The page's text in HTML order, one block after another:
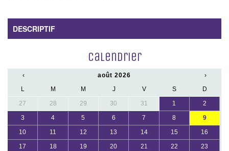
DESCRIPTIF
Calendrier
‹ août 2026
›
L
M M J V S
D
27
28 29 30 31 1
2
3
4 5 6 7 8
9
10
11 12 13 14 15
16
17
18 19 20 21 22
23